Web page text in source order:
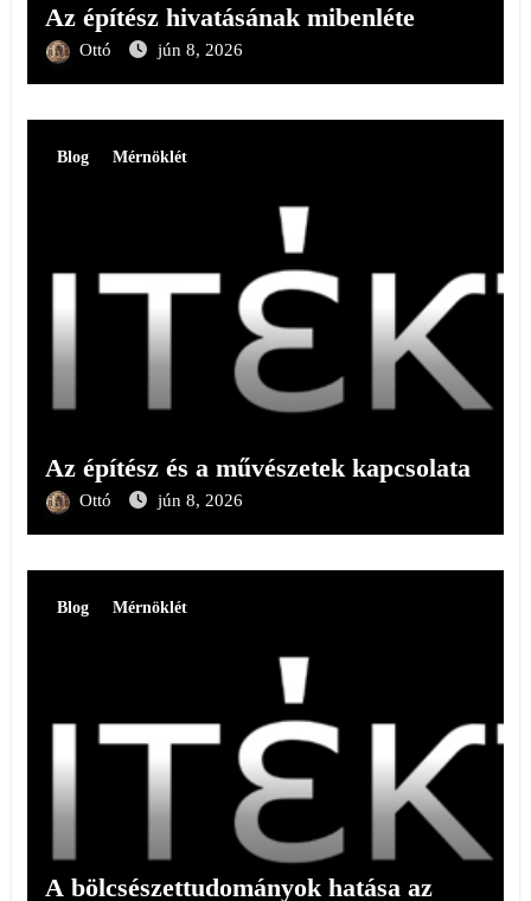
Az építész hivatásának mibenléte
Ottó jún 8, 2026
Blog Mérnöklét
Az építész és a művészetek kapcsolata
Ottó jún 8, 2026
Blog Mérnöklét
A bölcsészettudományok hatása az